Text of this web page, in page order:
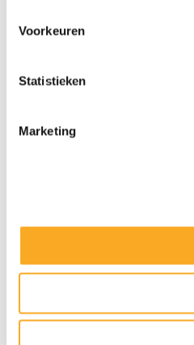
Voorkeuren
Statistieken
Marketing
Slijpkappen